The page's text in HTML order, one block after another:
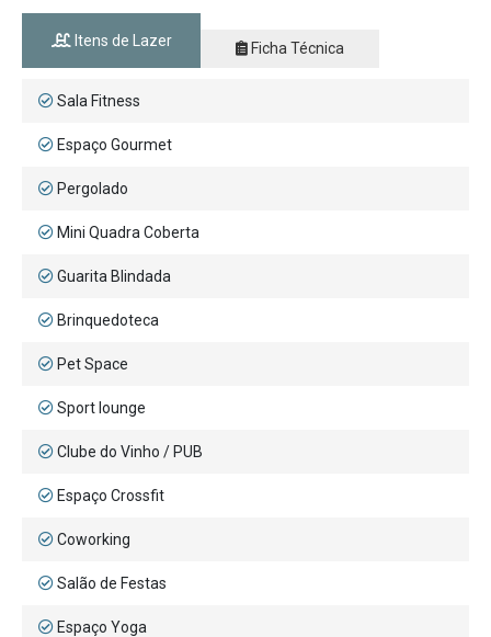
Itens de Lazer Ficha Técnica
Sala Fitness
Espaço Gourmet
Pergolado
Mini Quadra Coberta
Guarita Blindada
Brinquedoteca
Pet Space
Sport lounge
Clube do Vinho / PUB
Espaço Crossfit
Coworking
Salão de Festas
Espaço Yoga